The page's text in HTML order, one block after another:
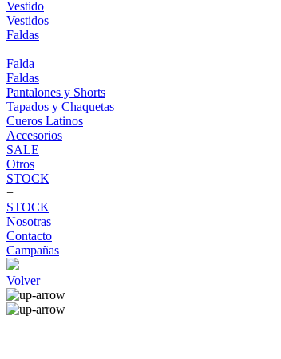
Vestido
Vestidos
Faldas
+
Falda
Faldas
Pantalones y Shorts
Tapados y Chaquetas
Cueros Latinos
Accesorios
SALE
Otros
STOCK
+
STOCK
Nosotras
Contacto
Campañas
Volver